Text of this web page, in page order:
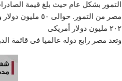
٢٠٢ مليون دولار أمريكى
وتعد مصر رابع دوله عالميا فى قائمة